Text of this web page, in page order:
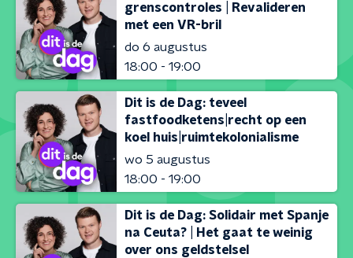
grenscontroles | Revalideren
met een VR-bril
do 6 augustus
18:00 - 19:00
Dit is de Dag: teveel
fastfoodketens|recht op een
koel huis|ruimtekolonialisme
wo 5 augustus
18:00 - 19:00
Dit is de Dag: Solidair met Spanje
na Ceuta? | Het gaat te weinig
over ons geldstelsel